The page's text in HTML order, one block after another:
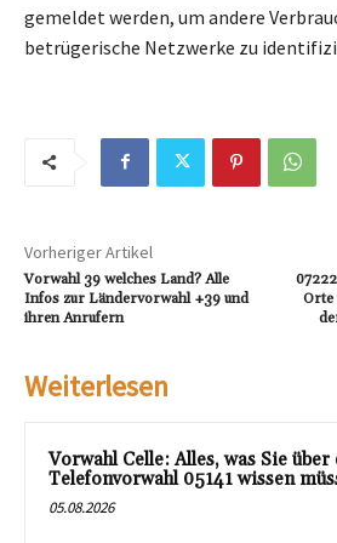
gemeldet werden, um andere
betrügerische Netzwerke zu
Vorheriger Artikel
Vorwahl 39 welches Land? Alle
Infos zur Ländervorwahl +39 und
ihren Anrufern
Orte
Weiterlesen
Vorwahl Celle: Alles, was Sie über
Telefonvorwahl 05141 wissen
05.08.2026